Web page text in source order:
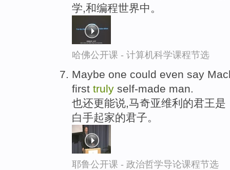
学,和编程世界中。
哈佛公开课 - 计算机科学课程节选
Maybe one could even say
first truly self-made man.
也还更能说,马奇亚维利的君王
白手起家的君子。
耶鲁公开课 - 政治哲学导论课程节选